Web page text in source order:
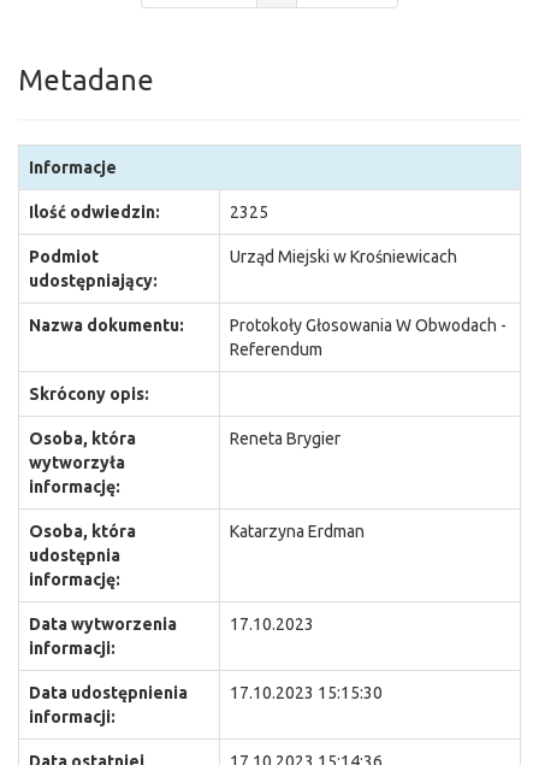
Metadane
Informacje
Ilość odwiedzin: 2325
Podmiot
udostępniający:
Urząd Miejski w Krośniewicach
Nazwa dokumentu:
Protokoły Głosowania W Obwodach -
Referendum
Skrócony opis:
Osoba, która
wytworzyła
informację:
Reneta Brygier
Osoba, która
udostępnia
informację:
Katarzyna Erdman
Data wytworzenia
informacji:
17.10.2023
Data udostępnienia
informacji:
17.10.2023 15:15:30